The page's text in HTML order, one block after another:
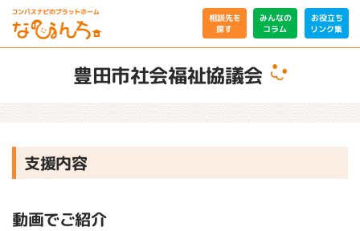
相談先を
探す
みんなの
コラム
お役立ち
リンク集
豊田市社会福祉協議会
支援内容
動画でご紹介